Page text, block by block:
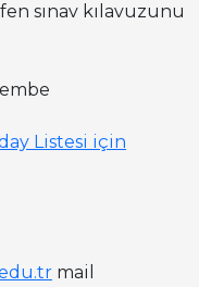
sınav kılavuzunu
Listesi için
mail